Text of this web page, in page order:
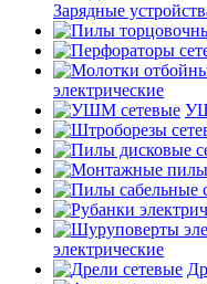
Зарядные
электрические
электрические